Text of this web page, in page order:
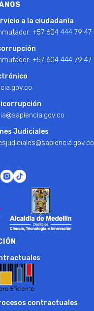
a la ciudadanía
+57 604 444 79 47
+57 604 444 79 47
Judiciales
contractuales